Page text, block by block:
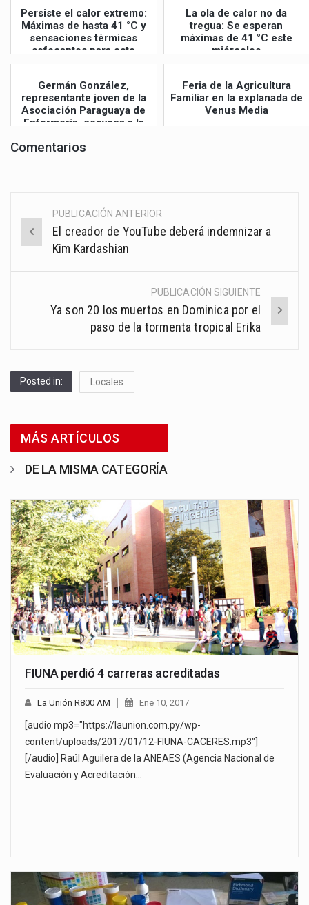
Persiste el calor extremo:
Máximas de hasta 41 °C y
sensaciones térmicas
sofocantes para este
La ola de calor no da
tregua: Se esperan
máximas de 41 °C este
miércoles
Germán González,
representante joven de la
Asociación Paraguaya de
Enfermería, convoca a la
Feria de la Agricultura
Familiar en la explanada de
Venus Media
Comentarios
Post
navigation
PUBLICACIÓN ANTERIOR
El creador de YouTube deberá indemnizar a
Kim Kardashian
PUBLICACIÓN SIGUIENTE
Ya son 20 los muertos en Dominica por el
paso de la tormenta tropical Erika
Posted in: Locales
MÁS ARTÍCULOS
DE LA MISMA CATEGORÍA
FIUNA perdió 4 carreras acreditadas
La Unión R800 AM Ene 10, 2017
[audio mp3="https://launion.com.py/wp-
content/uploads/2017/01/12-FIUNA-CACERES.mp3"]
[/audio] Raúl Aguilera de la ANEAES (Agencia Nacional de
Evaluación y Acreditación…